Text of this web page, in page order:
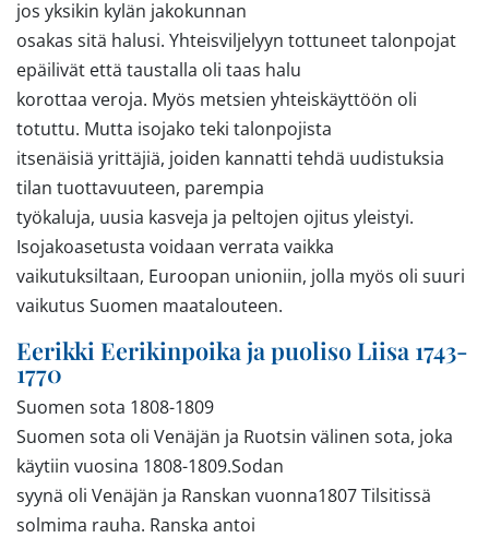
jos yksikin kylän jakokunnan
osakas sitä halusi. Yhteisviljelyyn tottuneet talonpojat
epäilivät että taustalla oli taas halu
korottaa veroja. Myös metsien yhteiskäyttöön oli
totuttu. Mutta isojako teki talonpojista
itsenäisiä yrittäjiä, joiden kannatti tehdä uudistuksia
tilan tuottavuuteen, parempia
työkaluja, uusia kasveja ja peltojen ojitus yleistyi.
Isojakoasetusta voidaan verrata vaikka
vaikutuksiltaan, Euroopan unioniin, jolla myös oli suuri
vaikutus Suomen maatalouteen.
Eerikki Eerikinpoika ja puoliso Liisa 1743-
1770
Suomen sota 1808-1809
Suomen sota oli Venäjän ja Ruotsin välinen sota, joka
käytiin vuosina 1808-1809.Sodan
syynä oli Venäjän ja Ranskan vuonna1807 Tilsitissä
solmima rauha. Ranska antoi